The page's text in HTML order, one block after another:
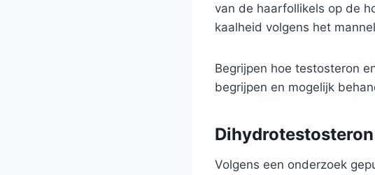
van de haarfollikels op de
kaalheid volgens het
Begrijpen hoe testosteron
begrijpen en mogelijk
Volgens een onderzoek